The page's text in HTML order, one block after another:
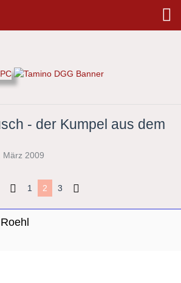
- der Kumpel aus dem
März 2009
1 2 3